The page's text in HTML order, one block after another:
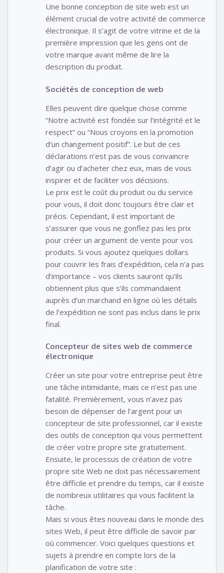
Une bonne conception de site web est un
élément crucial de votre activité de commerce
électronique. Il s’agit de votre vitrine et de la
première impression que les gens ont de
votre marque avant même de lire la
description du produit.
Sociétés de conception de web
Elles peuvent dire quelque chose comme
“Notre activité est fondée sur l’intégrité et le
respect” ou “Nous croyons en la promotion
d’un changement positif”. Le but de ces
déclarations n’est pas de vous convaincre
d’agir ou d’acheter chez eux, mais de vous
inspirer et de faciliter vos décisions.
Le prix est le coût du produit ou du service
pour vous, il doit donc toujours être clair et
précis. Cependant, il est important de
s’assurer que vous ne gonflez pas les prix
pour créer un argument de vente pour vos
produits. Si vous ajoutez quelques dollars
pour couvrir les frais d’expédition, cela n’a pas
d’importance – vos clients sauront qu’ils
obtiennent plus que s’ils commandaient
auprès d’un marchand en ligne où les détails
de l’expédition ne sont pas inclus dans le prix
final.
Concepteur de sites web de commerce
électronique
Créer un site pour votre entreprise peut être
une tâche intimidante, mais ce n’est pas une
fatalité. Premièrement, vous n’avez pas
besoin de dépenser de l’argent pour un
concepteur de site professionnel, car il existe
des outils de conception qui vous permettent
de créer votre propre site gratuitement.
Ensuite, le processus de création de votre
propre site Web ne doit pas nécessairement
être difficile et prendre du temps, car il existe
de nombreux utilitaires qui vous facilitent la
tâche.
Mais si vous êtes nouveau dans le monde des
sites Web, il peut être difficile de savoir par
où commencer. Voici quelques questions et
sujets à prendre en compte lors de la
planification de votre site :